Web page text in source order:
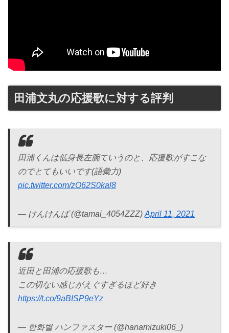
田浦文丸の応援歌に対する評判
田浦くんは低身長左腕ていうのと、応援歌がすこな
のでとてもいいです(語彙力)
pic.twitter.com/zO62S0kal8
— けんけんぱ (@tamai_4054ZZZ) April 11, 2021
近田と田浦の応援歌も…
この切ない感じがえぐすぎるほど好き
https://t.co/9aBISP9eYz
— 한화별 ハンファスター (@hanamizuki06_)